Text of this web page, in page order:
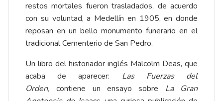
restos mortales fueron trasladados, de acuerdo
con su voluntad, a Medellín en 1905, en donde
reposan en un bello monumento funerario en el
tradicional Cementerio de San Pedro.
Un libro del historiador inglés Malcolm Deas, que
acaba de aparecer: Las Fuerzas del
Orden, contiene un ensayo sobre La Gran